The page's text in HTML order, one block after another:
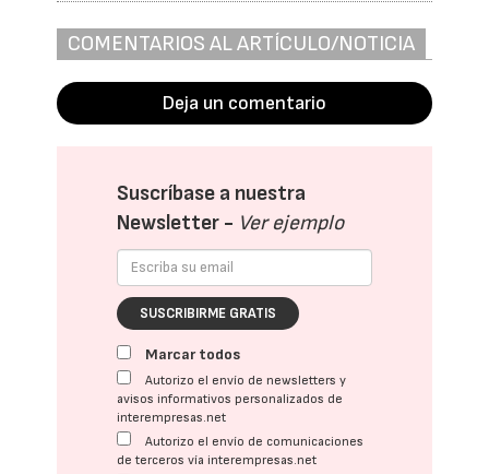
COMENTARIOS AL ARTÍCULO/NOTICIA
Deja un comentario
Suscríbase a nuestra
Newsletter - Ver ejemplo
SUSCRIBIRME GRATIS
Marcar todos
Autorizo el envío de newsletters y
avisos informativos personalizados de
interempresas.net
Autorizo el envío de comunicaciones
de terceros vía interempresas.net